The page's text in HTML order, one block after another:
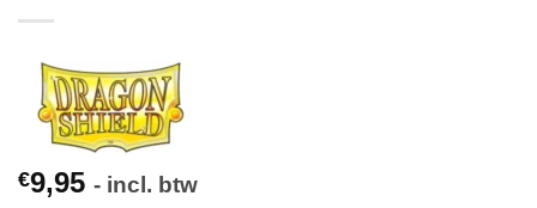
€9,95 - incl. btw